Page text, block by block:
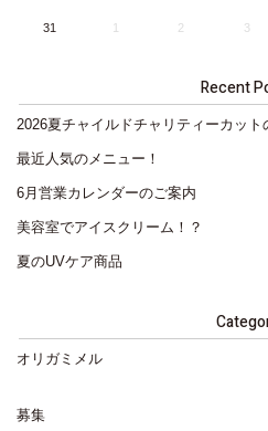
31 1 2 3
Recent
2026夏チャイルドチャリティーカット
最近人気のメニュー！
6月営業カレンダーのご案内
美容室でアイスクリーム！？
夏のUVケア商品
オリガミメル
募集